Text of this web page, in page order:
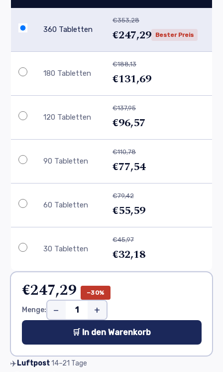
360 Tabletten
€353,28
€247,29 Bester Preis
180 Tabletten
€188,13
€131,69
120 Tabletten
€137,95
€96,57
90 Tabletten
€110,78
€77,54
60 Tabletten
€79,42
€55,59
30 Tabletten
€45,97
€32,18
€247,29 −30%
Menge: − +
🛒 In den Warenkorb
✈️Luftpost14–21 Tage